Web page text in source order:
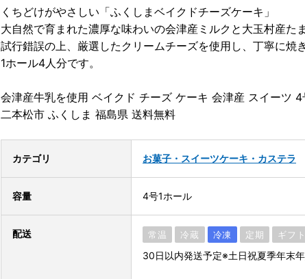
くちどけがやさしい「ふくしまベイクドチーズケーキ」
大自然で育まれた濃厚な味わいの会津産ミルクと大玉村産た
試行錯誤の上、厳選したクリームチーズを使用し、丁寧に焼
1ホール4人分です。
会津産牛乳を使用 ベイクド チーズ ケーキ 会津産 スイーツ
二本松市 ふくしま 福島県 送料無料
カテゴリ お菓子・スイーツケーキ・カステラ
容量 4号1ホール
配送 常温 冷蔵 冷凍 定期 ギフト
30日以内発送予定※土日祝夏季年末年